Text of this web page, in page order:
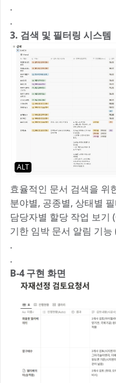
.
.
3. 검색 및 필터링 시스템
ALT
효율적인 문서 검색을 위
분야별, 공종별, 상태별
담당자별 할당 작업 보기
기한 임박 문서 알림 기능
.
.
B-4 구현 화면